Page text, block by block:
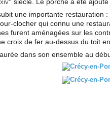
une importante restauration
clocher qui connu une
furent aménagées sur les
croix de fer au-dessus du toit
dans son ensemble au